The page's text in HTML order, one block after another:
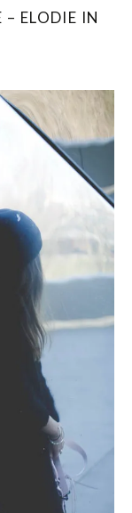
ELODIE IN